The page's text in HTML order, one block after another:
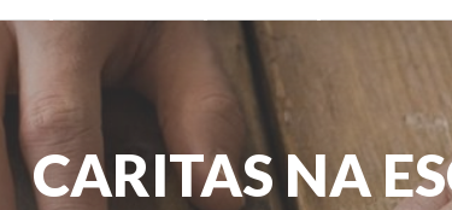
CARITAS NA